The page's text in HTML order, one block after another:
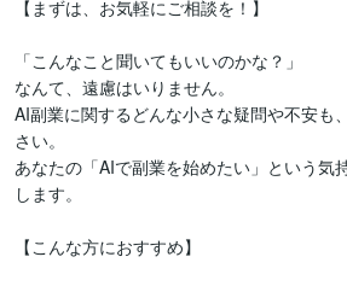
【まずは、お気軽にご相談を！】
「こんなこと聞いてもいいのかな？」
なんて、遠慮はいりません。
AI副業に関するどんな小さな疑問や不安も
さい。
あなたの「AIで副業を始めたい」という気
します。
【こんな方におすすめ】